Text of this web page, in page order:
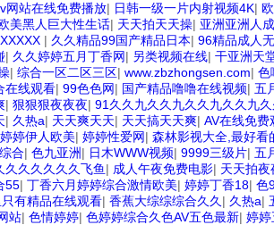
网站在线免费播放| 日韩一级一片内射视频4K|
美黑人巨大性生话| 天天拍天天操| 亚洲亚洲人
| 久久精品99国产精品日本| 96精品成人
| 久久婷婷五月丁香网| 另类视频在线| 干亚洲天
| 综合一区二区三区| www.zbzhongsen.com| 色
在线观看| 99色色网| 国产精品噜噜在线视频| 五
| 狠狠狠夜夜夜| 91久久九久久九久久九久久九
| 久热a| 天天爽天天| 天天搞天天爽| AV在线免费
婷婷伊人欧美| 婷婷性爱网| 森林影视大全,最好看
合| 色九亚洲| 日木WWW视频| 9999三级片| 五
久久久久久久飞鱼| 成人午夜免费电影| 天天拍夜
55| 丁香六月婷婷综合激情欧美| 婷婷丁香18| 色
有精品在线观看| 香蕉大综综综合久久 | 久热a|
站| 色情婷婷| 色婷婷综合久色AV五色最新| 婷婷